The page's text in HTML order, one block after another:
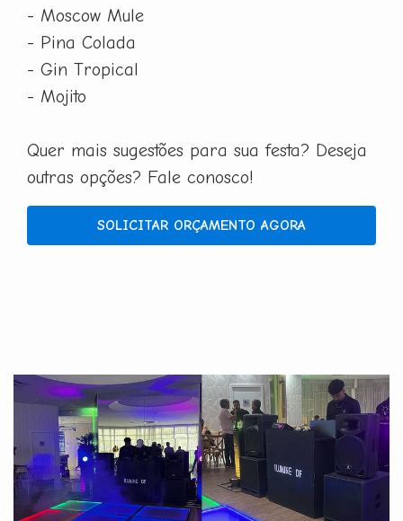
- Moscow Mule
- Pina Colada
- Gin Tropical
- Mojito
Quer mais sugestões para sua festa? Deseja
outras opções? Fale conosco!
SOLICITAR ORÇAMENTO AGORA